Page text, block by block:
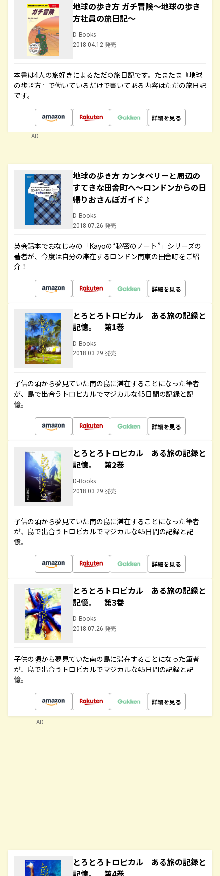
地球の歩き方 ガチ冒険～地球の歩き
方社員の旅日記～
D-Books
2018.04.12 発売
本書は4人の旅好きによるただの旅日記です。たまたま『地球
の歩き方』で働いているだけで書いてある内容はただの旅日記
です。
詳細を見る
AD
地球の歩き方 カンタベリーと周辺の
すてきな田舎町へ～ロンドンからの日
帰りおさんぽガイド♪
D-Books
2018.07.26 発売
英会話本でおなじみの「Kayoの“秘密のノート”」シリーズの
著者が、今度は自分の滞在するロンドン南東の田舎町をご紹
介！
詳細を見る
とろとろトロピカル ある旅の記録と
記憶。 第1巻
D-Books
2018.03.29 発売
子供の頃から夢見ていた南の島に滞在することになった筆者
が、島で出合うトロピカルでマジカルな45日間の記録と記
憶。
詳細を見る
とろとろトロピカル ある旅の記録と
記憶。 第2巻
D-Books
2018.03.29 発売
子供の頃から夢見ていた南の島に滞在することになった筆者
が、島で出合うトロピカルでマジカルな45日間の記録と記
憶。
詳細を見る
とろとろトロピカル ある旅の記録と
記憶。 第3巻
D-Books
2018.07.26 発売
子供の頃から夢見ていた南の島に滞在することになった筆者
が、島で出合うトロピカルでマジカルな45日間の記録と記
憶。
詳細を見る
とろとろトロピカル ある旅の記録と
記憶。 第4巻
AD